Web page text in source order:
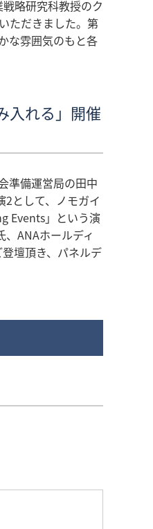
略研究科教授のク
ただきました。第
な雰囲気のもと各
入れる」開催
準備運営局の田中
として、ノモガイ
Events」という演
ANAホールディ
壇頂き、パネルデ